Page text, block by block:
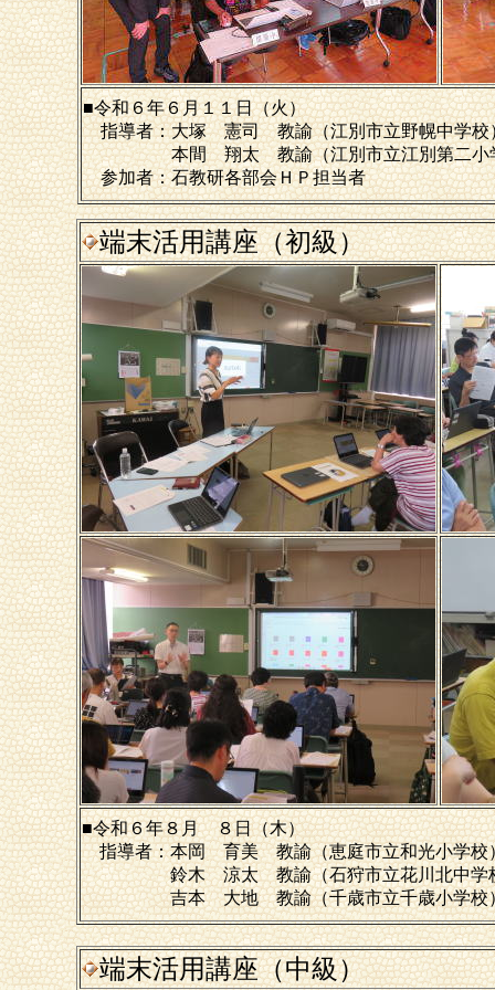
■令和６年６月１１日（火）
指導者：大塚 憲司 教諭（江別市立野幌中学校
本間 翔太 教諭（江別市立江別第二小
参加者：石教研各部会ＨＰ担当者
端末活用講座（初級）
■令和６年８月 ８日（木）
指導者：本岡 育美 教諭（恵庭市立和光小学校
鈴木 涼太 教諭（石狩市立花川北中学
吉本 大地 教諭（千歳市立千歳小学校
端末活用講座（中級）